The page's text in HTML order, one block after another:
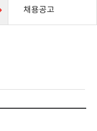
채용공고